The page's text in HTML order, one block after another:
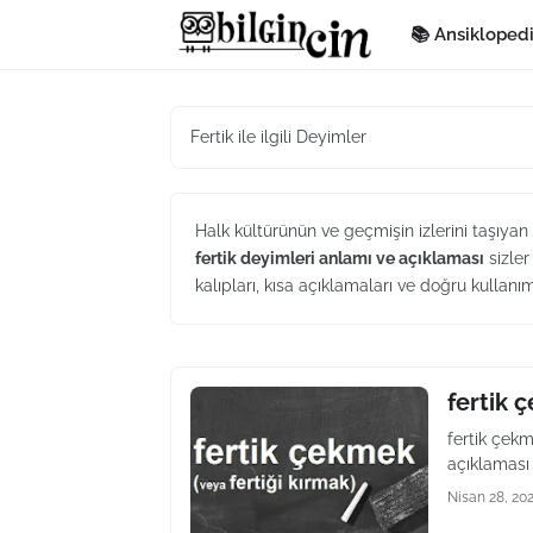
📚
Fertik ile ilgili Deyimler
Halk kültürünün ve geçmişin izlerini taşıyan
fertik deyimleri anlamı ve açıklaması sizler
kalıpları, kısa açıklamaları ve doğru
fertik
fertik
Nisan 28,